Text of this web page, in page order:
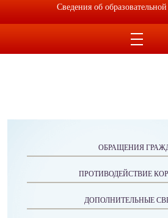
карта
ОБРАЩЕНИЯ
ПРОТИВОДЕЙСТВИЕ
ДОПОЛНИТЕЛЬНЫЕ
Сведения об